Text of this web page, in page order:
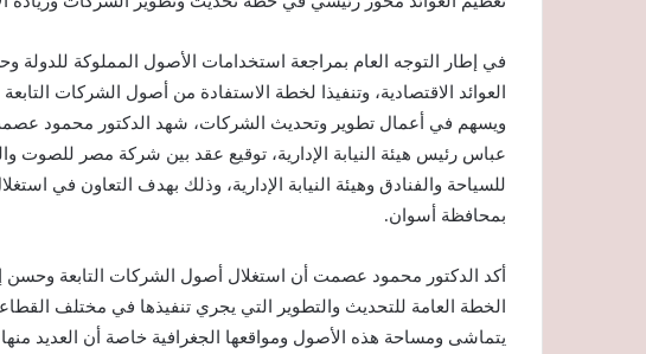
في إطار التوجه العام بمراجعة استخدامات الأصول المملوكة للدولة
العوائد الاقتصادية، وتنفيذا لخطة الاستفادة من أصول الشركات
ويسهم في أعمال تطوير وتحديث الشركات، شهد الدكتور محمود
عباس رئيس هيئة النيابة الإدارية، توقيع عقد بين شركة مصر للصوت
للسياحة والفنادق وهيئة النيابة الإدارية، وذلك بهدف التعاون في
بمحافظة أسوان.
أكد الدكتور محمود عصمت أن استغلال أصول الشركات التابعة وحسن
الخطة العامة للتحديث والتطوير التي يجري تنفيذها في مختلف
يتماشى ومساحة هذه الأصول ومواقعها الجغرافية خاصة أن العديد